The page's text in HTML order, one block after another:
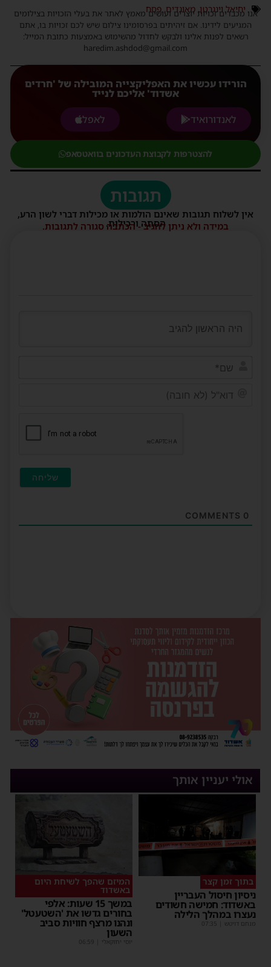
יחיאל וינגרטן, מאוגדים,פסח
אנו מכבדים זכויות יוצרים ועושים מאמץ לאתר את בעלי הזכויות בצילומים
המגיעים לידינו. אם זיהיתים בפרסומינו צילום שיש לכם זכויות בו, אתם
רשאים לפנות אלינו ולבקש לחדול מהשימוש באמצעות כתובת המייל:
haredim.ashdod@gmail.com
הורידו עכשיו את האפליקצייה המובילה של 'חרדים
אשדוד' אליכם לנייד
לאנדורואיד
לאפל
להצטרפות לקבוצת העדכונים בוואטסאפ
תגובות
אין לשלוח תגובות שאינם הולמות או מכילות דברי לשון הרע,
הסתה ורכילות.
במידה ולא ניתן להגיב - הכתבה סגורה לתגובות.
0
אולי יעניין אותך
בתוך זמן קצר
ניסיון חיסול העבריין
באשדוד: חמישה חשודים
נעצרו במהלך הלילה
מנחם דויטש 07:35
המיזם שהפך לשיחת היום
באשדוד
במשך 15 שעות: אלפי
בחורים גדשו את 'השטעטל'
ונהנו מרצף חוויות סביב
השעון
יוסי יחזקאלי 06:59